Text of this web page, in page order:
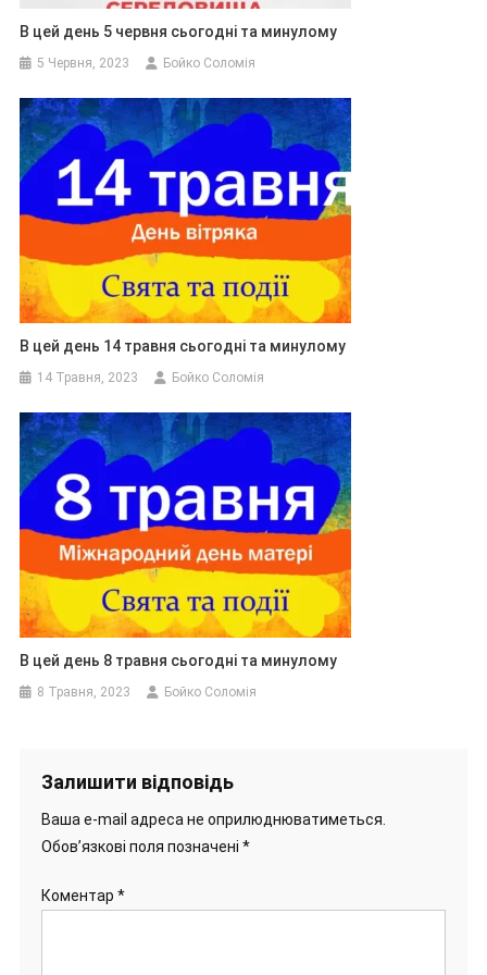
В цей день 5 червня сьогодні та минулому
5 Червня, 2023 Бойко Соломія
В цей день 14 травня сьогодні та минулому
14 Травня, 2023 Бойко Соломія
В цей день 8 травня сьогодні та минулому
8 Травня, 2023 Бойко Соломія
Залишити відповідь
Ваша e-mail адреса не оприлюднюватиметься.
Обов’язкові поля позначені *
Коментар *